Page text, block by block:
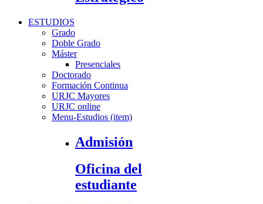
ESTUDIOS
Grado
Doble Grado
Máster
Presenciales
Doctorado
Formación Continua
URJC Mayores
URJC online
Menu-Estudios (item)
Admisión
Oficina del
estudiante